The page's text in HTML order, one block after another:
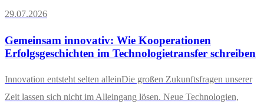
29.07.2026
Gemeinsam innovativ: Wie Kooperationen
Erfolgsgeschichten im Technologietransfer schreiben
Innovation entsteht selten alleinDie großen Zukunftsfragen unserer
Zeit lassen sich nicht im Alleingang lösen. Neue Technologien,